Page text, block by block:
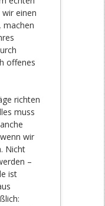
wir einen
machen
offenes
richten
muss
wir
Nicht
–
ist